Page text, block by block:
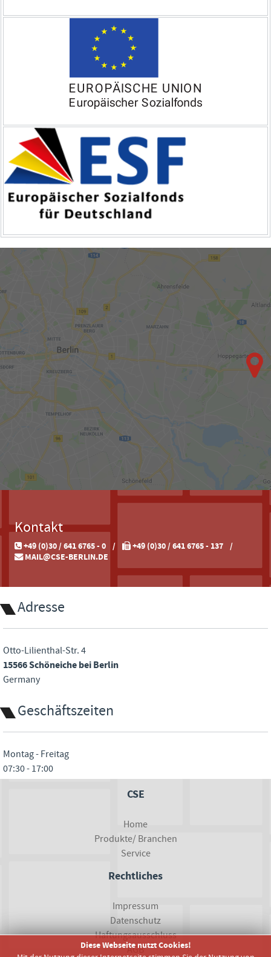
Diese Webseite nutzt Cookies!
Kontakt
+49 (0)30 / 641 6765 - 0
+49 (0)30 / 641 6765 - 137
MAIL@CSE-BERLIN.DE
Adresse
Otto-Lilienthal-Str. 4
15566 Schöneiche bei Berlin
Germany
Geschäftszeiten
Montag - Freitag
07:30 - 17:00
CSE
Home
Produkte/ Branchen
Service
Rechtliches
Impressum
Datenschutz
Haftungsausschluss
AGB